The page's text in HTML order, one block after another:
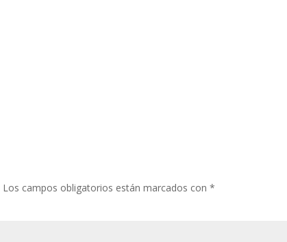
Los campos obligatorios están marcados con*